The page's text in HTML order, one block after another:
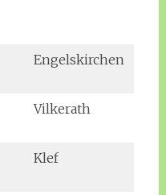
Engelskirchen
Vilkerath
Klef